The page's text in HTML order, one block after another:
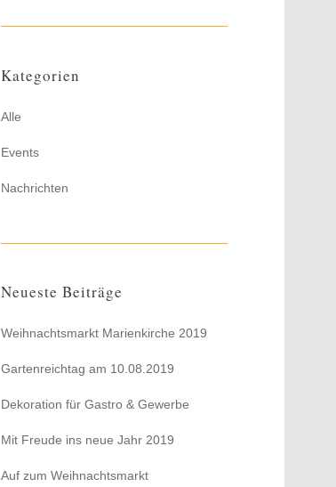
Kategorien
Alle
Events
Nachrichten
Neueste Beiträge
Weihnachtsmarkt Marienkirche 2019
Gartenreichtag am 10.08.2019
Dekoration für Gastro & Gewerbe
Mit Freude ins neue Jahr 2019
Auf zum Weihnachtsmarkt